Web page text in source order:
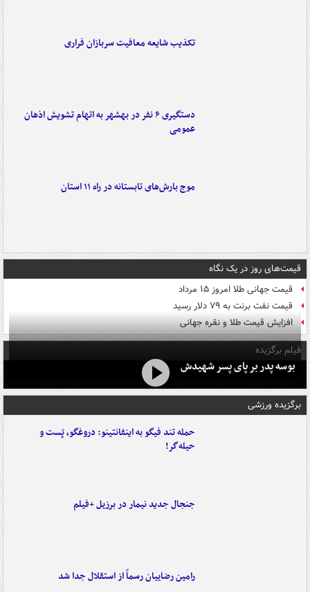
تکذیب شایعه معافیت سربازان فراری
دستگیری ۶ نفر در بهشهر به اتهام تشویش اذهان
عمومی
موج بارش‌های تابستانه در راه ۱۱ استان
قیمت‌های روز در یک نگاه
قیمت جهانی طلا امروز ۱۵ مرداد
قیمت نفت برنت به ۷۹ دلار رسید
افزایش قیمت طلا و نقره جهانی
فیلم برگزیده
بوسه‌ پدر بر پای پسر شهیدش
برگزیده ورزشی
حمله تند فیگو به اینفانتینو: دروغگو، پَست‌ و
حیله‌گر!
جنجال جدید نیمار در برزیل +فیلم
رامین رضاییان رسماً از استقلال جدا شد